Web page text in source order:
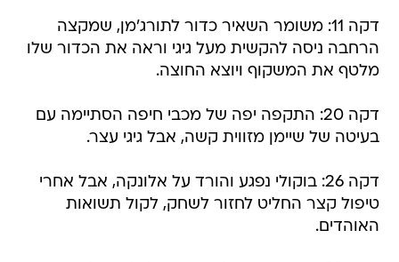
דקה 11: משומר השאיר כדור לתורג'מן, שמקצה
הרחבה ניסה להקשית מעל גיגי וראה את הכדור שלו
מלטף את המשקוף ויוצא החוצה.
דקה 20: התקפה יפה של מכבי חיפה הסתיימה עם
בעיטה של שיימן מזווית קשה, אבל גיגי עצר.
דקה 26: בוקולי נפגע והורד על אלונקה, אבל אחרי
טיפול קצר החליט לחזור לשחק, לקול תשואות
האוהדים.